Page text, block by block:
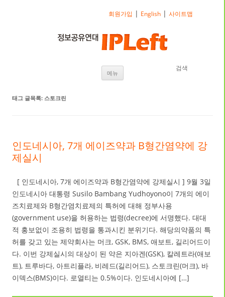
메뉴 내용으로 바로가기검색
회원가입 | English |사이트맵
태그 글목록: 스토크린
인도네시아, 7개 에이즈약과 B형간염약에 강
제실시
[ 인도네시아, 7개 에이즈약과 B형간염약에 강제실시 ] 9월 3일
인도네시아 대통령 Susilo Bambang Yudhoyono이 7개의 에이
즈치료제와 B형간염치료제의 특허에 대해 정부사용
(government use)을 허용하는 법령(decree)에 서명했다. 대대
적 홍보없이 조용히 법령을 통과시킨 분위기다. 해당의약품의 특
허를 갖고 있는 제약회사는 머크, GSK, BMS, 애보트, 길리어드이
다. 이번 강제실시의 대상이 된 약은 지아겐(GSK), 칼레트라(애보
트), 트루바다, 아트리플라, 비레드(길리어드), 스토크린(머크), 바
이덱스(BMS)이다. 로열티는 0.5%이다. 인도네시아에 […]